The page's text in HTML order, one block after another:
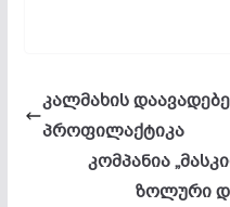
კალმახის
პროფილაქტიკა
კომპანია
ზოლური